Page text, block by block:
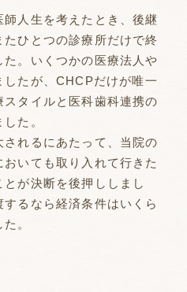
人生を考えたとき、後継
ひとつの診療所だけで終
。いくつかの医療法人や
たが、CHCPだけが唯一
タイルと医科歯科連携の
た。
れるにあたって、当院の
いても取り入れて行きた
が決断を後押ししまし
るなら経済条件はいくら
。